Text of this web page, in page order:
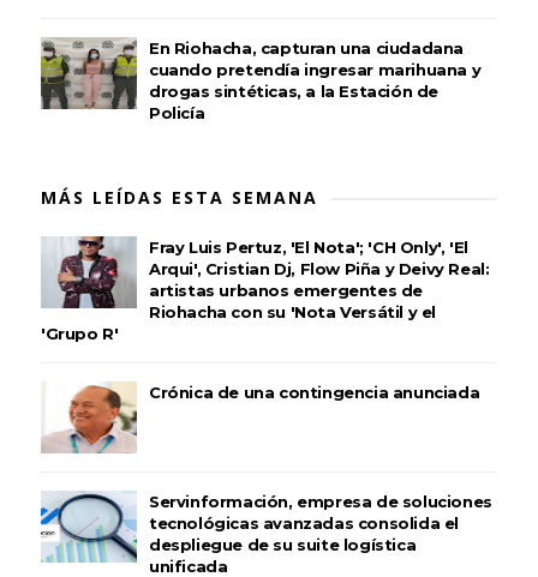
En Riohacha, capturan una ciudadana
cuando pretendía ingresar marihuana y
drogas sintéticas, a la Estación de
Policía
MÁS LEÍDAS ESTA SEMANA
Fray Luis Pertuz, 'El Nota'; 'CH Only', 'El
Arqui', Cristian Dj, Flow Piña y Deivy Real:
artistas urbanos emergentes de
Riohacha con su 'Nota Versátil y el
'Grupo R'
Crónica de una contingencia anunciada
Servinformación, empresa de soluciones
tecnológicas avanzadas consolida el
despliegue de su suite logística
unificada